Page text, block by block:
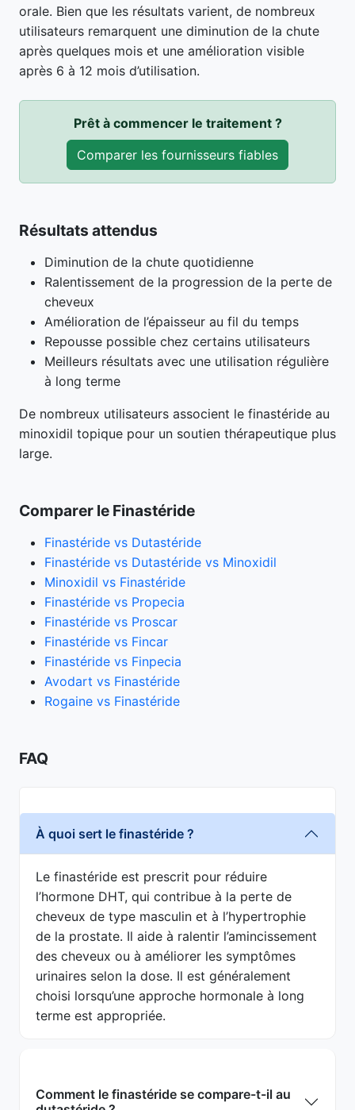
orale. Bien que les résultats varient, de nombreux
utilisateurs remarquent une diminution de la chute
après quelques mois et une amélioration visible
après 6 à 12 mois d’utilisation.
Prêt à commencer le traitement ?
Comparer les fournisseurs fiables
Résultats attendus
Diminution de la chute quotidienne
Ralentissement de la progression de la perte de
cheveux
Amélioration de l’épaisseur au fil du temps
Repousse possible chez certains utilisateurs
Meilleurs résultats avec une utilisation régulière
à long terme
De nombreux utilisateurs associent le finastéride au
minoxidil topique pour un soutien thérapeutique plus
large.
Comparer le Finastéride
Finastéride vs Dutastéride
Finastéride vs Dutastéride vs Minoxidil
Minoxidil vs Finastéride
Finastéride vs Propecia
Finastéride vs Proscar
Finastéride vs Fincar
Finastéride vs Finpecia
Avodart vs Finastéride
Rogaine vs Finastéride
FAQ
À quoi sert le finastéride ?
Le finastéride est prescrit pour réduire
l’hormone DHT, qui contribue à la perte de
cheveux de type masculin et à l’hypertrophie
de la prostate. Il aide à ralentir l’amincissement
des cheveux ou à améliorer les symptômes
urinaires selon la dose. Il est généralement
choisi lorsqu’une approche hormonale à long
terme est appropriée.
Comment le finastéride se compare-t-il au